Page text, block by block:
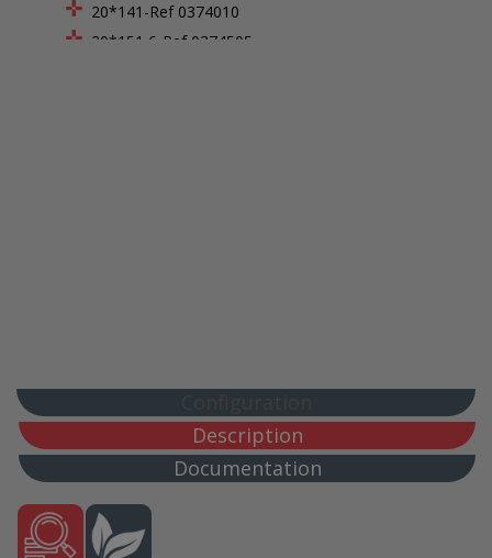
20*141-Ref 0374010
20*151,6-Ref 0374505
80*132,50-Ref 0374019
88*88-Ref 0374020
98*98-Ref 0374021
5*94-Ref 0374022
10*69-Ref 0374030
Description
Documentation